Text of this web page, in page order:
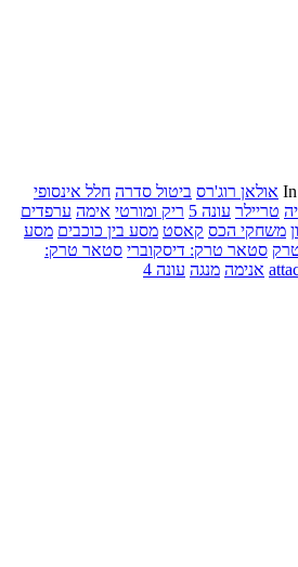
אולאן רוג'רס ביטול סדרה חלל אינסופי
טריילר עונה 5 ריק ומורטי אימה ערפדים
משחקי הכס קאסט מסע בין כוכבים מסע
סטאר טרק: דיסקוברי סטאר טרק:
אנימה מנגה עונה 4